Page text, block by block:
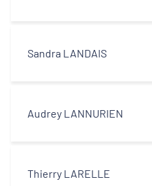
Sandra LANDAIS
Audrey LANNURIEN
Thierry LARELLE